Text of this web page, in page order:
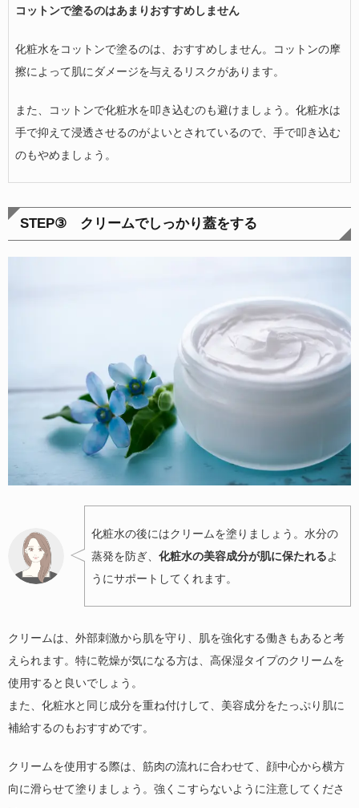
コットンで塗るのはあまりおすすめしません
化粧水をコットンで塗るのは、おすすめしません。コットンの摩
擦によって肌にダメージを与えるリスクがあります。
また、コットンで化粧水を叩き込むのも避けましょう。化粧水は
手で抑えて浸透させるのがよいとされているので、手で叩き込む
のもやめましょう。
STEP③ クリームでしっかり蓋をする
化粧水の後にはクリームを塗りましょう。水分の
蒸発を防ぎ、 化粧水の美容成分が肌に保たれるよ
うにサポートしてくれます。
クリームは、外部刺激から肌を守り、肌を強化する働きもあると考
えられます。特に乾燥が気になる方は、高保湿タイプのクリームを
使用すると良いでしょう。
また、化粧水と同じ成分を重ね付けして、美容成分をたっぷり肌に
補給するのもおすすめです。
クリームを使用する際は、筋肉の流れに合わせて、顔中心から横方
向に滑らせて塗りましょう。強くこすらないように注意してくださ